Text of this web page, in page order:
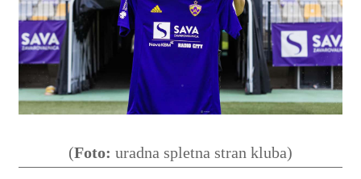
(Foto: uradna spletna stran kluba)